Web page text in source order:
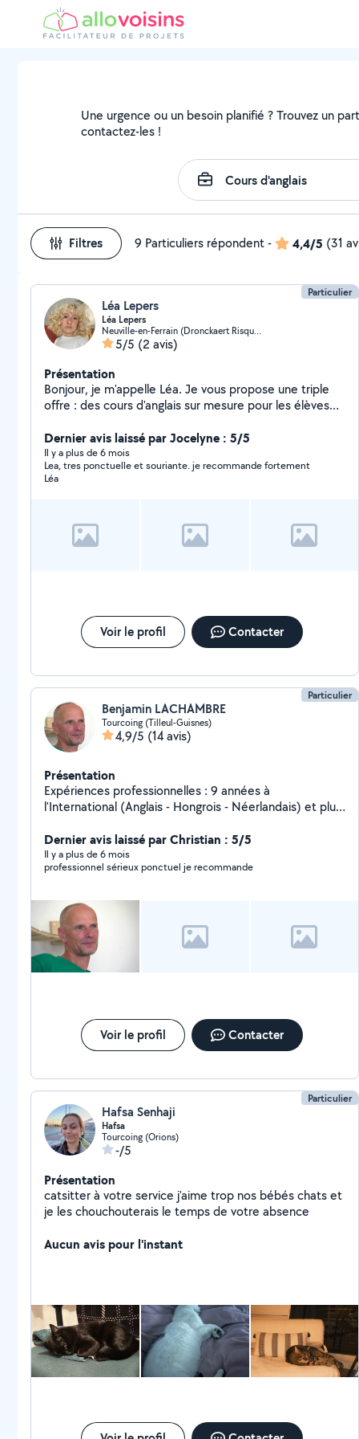
Une urgence ou un besoin planifié ? Trouvez un
contactez-les !
Filtres 9 Particuliers répondent- 4,4/5 (31
Particulier
Léa Lepers
Léa Lepers
Neuville-en-Ferrain (Dronckaert Risquons Tout)
5/5 (2 avis)
Présentation
Bonjour, je m'appelle Léa. Je vous propose une triple
offre : des cours d'anglais sur mesure pour les élèves
d'enfants, ainsi que de la photographie en parallèle.
N'hésitez pas à me contacter afin d'obtenir davantage
de détails sur la manière dont nous pouvons travailler
ensemble. Faisons de l'apprentissage une aventure
Dernier avis laissé par Jocelyne : 5/5
Il y a plus de 6 mois
Lea, tres ponctuelle et souriante. je recommande fortement
Léa
Voir le profil Contacter
Particulier
Benjamin LACHAMBRE
Tourcoing (Tilleul-Guisnes)
4,9/5 (14 avis)
Présentation
Expériences professionnelles : 9 années à
l'International (Anglais - Hongrois - Néerlandais) et plus
Je vous accompagne dans les domaines suivants :
conseils en gestion de patrimoine + apprentissage en
langues étrangères business + co-voiturage + réparation
Dernier avis laissé par Christian : 5/5
Il y a plus de 6 mois
professionnel sérieux ponctuel je recommande
Voir le profil Contacter
Particulier
Hafsa Senhaji
Hafsa
Tourcoing (Orions)
-/5
Présentation
catsitter à votre service j'aime trop nos bébés chats et
je les chouchouterais le temps de votre absence
Aucun avis pour l'instant